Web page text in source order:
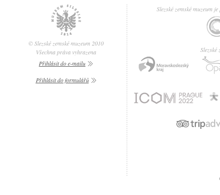
Slezské zemské muzeum
Slezské
© Slezské zemské muzeum 2010
Všechna práva vyhrazena
Přihlásit do e-mailu
Přihlásit do formulářů